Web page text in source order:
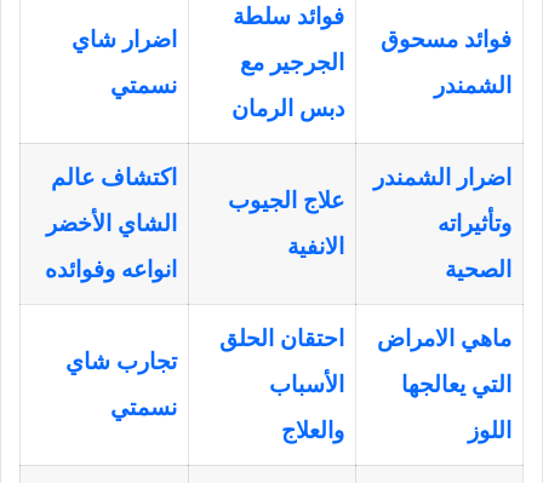
فوائد مسحوق
الشمندر
فوائد سلطة
الجرجير مع
دبس الرمان
اضرار شاي
نسمتي
اضرار الشمندر
وتأثيراته
الصحية
علاج الجيوب
الانفية
اكتشاف عالم
الشاي الأخضر
انواعه وفوائده
ماهي الامراض
التي يعالجها
اللوز
احتقان الحلق
الأسباب
والعلاج
تجارب شاي
نسمتي